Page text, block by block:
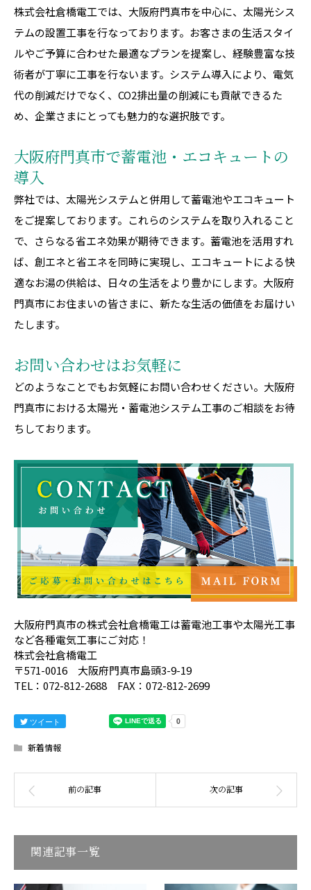
株式会社倉橋電工では、大阪府門真市を中心に、太陽光シス
テムの設置工事を行なっております。お客さまの生活スタイ
ルやご予算に合わせた最適なプランを提案し、経験豊富な技
術者が丁寧に工事を行ないます。システム導入により、電気
代の削減だけでなく、CO2排出量の削減にも貢献できるた
め、企業さまにとっても魅力的な選択肢です。
大阪府門真市で蓄電池・エコキュートの
導入
弊社では、太陽光システムと併用して蓄電池やエコキュート
をご提案しております。これらのシステムを取り入れること
で、さらなる省エネ効果が期待できます。蓄電池を活用すれ
ば、創エネと省エネを同時に実現し、エコキュートによる快
適なお湯の供給は、日々の生活をより豊かにします。大阪府
門真市にお住まいの皆さまに、新たな生活の価値をお届けい
たします。
お問い合わせはお気軽に
どのようなことでもお気軽にお問い合わせください。大阪府
門真市における太陽光・蓄電池システム工事のご相談をお待
ちしております。
大阪府門真市の株式会社倉橋電工は蓄電池工事や太陽光工事
など各種電気工事にご対応！
株式会社倉橋電工
〒571-0016 大阪府門真市島頭3-9-19
TEL：072-812-2688 FAX：072-812-2699
ツイート
新着情報
関連記事一覧